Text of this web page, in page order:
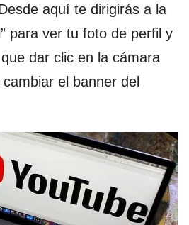
aquí te dirigirás a la
para ver tu foto de perfil y
dar clic en la cámara
el banner del